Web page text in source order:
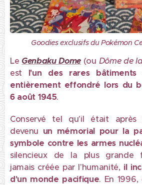
Goodies exclusifs du Pokémon
Le Genbaku Dome (ou Dôme de
est l'un des rares
entièrement effondré lors du
6 août 1945.
Conservé tel qu'il était après
devenu un mémorial pour la
symbole contre les armes
silencieux de la plus grande
jamais créée par l'humanité, il
d'un monde pacifique. En